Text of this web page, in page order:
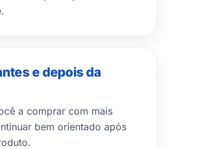
e depois da
a comprar com mais
bem orientado após